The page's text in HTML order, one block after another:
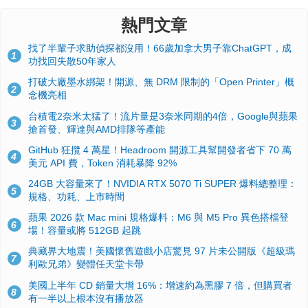
熱門文章
1
找了半輩子求助偵探都沒用！66歲加拿大男子靠ChatGPT，成
功找回失散50年家人
2
打破大廠墨水綁架！開源、無 DRM 限制的「Open Printer」概
念機亮相
3
台積電2奈米太猛了！流片量是3奈米同期的4倍，Google與蘋果
搶首發、輝達與AMD排隊等產能
4
GitHub 狂攬 4 萬星！Headroom 開源工具幫開發者省下 70 萬
美元 API 費，Token 消耗暴降 92%
5
24GB 大容量來了！NVIDIA RTX 5070 Ti SUPER 爆料總整理：
規格、功耗、上市時間
6
蘋果 2026 款 Mac mini 規格爆料：M6 與 M5 Pro 異色搭檔登
場！容量或將 512GB 起跳
7
典藏界大地震！美國懷舊遊戲小店驚見 97 片未公開版《超級瑪
利歐兄弟》變體任天堂卡帶
8
美國上半年 CD 銷量大增 16%：增速約為黑膠 7 倍，但購買者
有一半以上根本沒有播放器